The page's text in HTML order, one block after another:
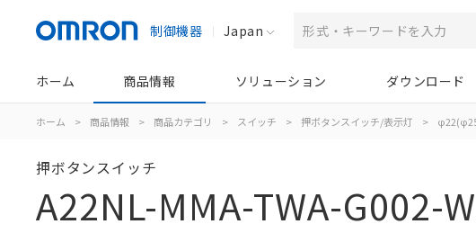
制御機器 Japan
ホーム 商品情報 ソリューション ダウンロード
ホーム > 商品情報 > 商品カテゴリ > スイッチ > 押ボタンスイッチ/表示灯 >
押ボタンスイッチ
A22NL-MMA-TWA-G002-